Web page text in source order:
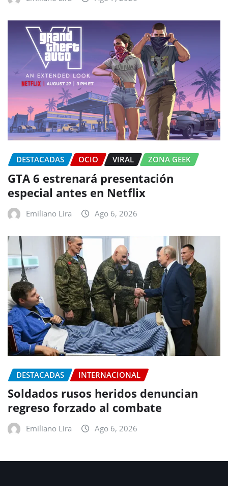
DESTACADAS OCIO VIRAL ZONA GEEK
GTA 6 estrenará presentación
especial antes en Netflix
Emiliano Lira Ago 6, 2026
DESTACADAS INTERNACIONAL
Soldados rusos heridos denuncian
regreso forzado al combate
Emiliano Lira Ago 6, 2026